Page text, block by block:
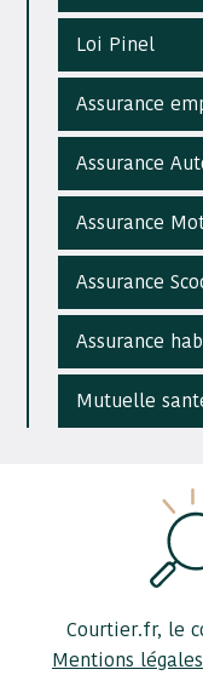
Loi Pinel
Assurance
Assurance
Assurance
Assurance
Assurance
Mutuelle
Courtier.fr, le
Mentions légales